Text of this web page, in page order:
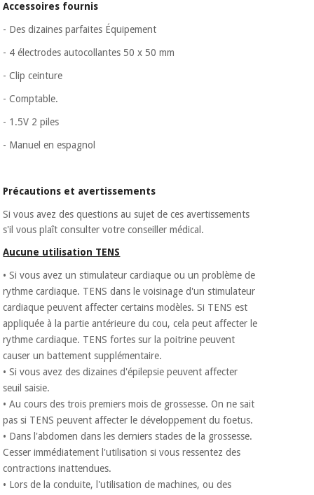
Accessoires fournis
- Des dizaines parfaites Équipement
- 4 électrodes autocollantes 50 x 50 mm
- Clip ceinture
- Comptable.
- 1.5V 2 piles
- Manuel en espagnol
Précautions et avertissements
Si vous avez des questions au sujet de ces avertissements
s'il vous plaît consulter votre conseiller médical.
Aucune utilisation TENS
• Si vous avez un stimulateur cardiaque ou un problème de
rythme cardiaque. TENS dans le voisinage d'un stimulateur
cardiaque peuvent affecter certains modèles. Si TENS est
appliquée à la partie antérieure du cou, cela peut affecter le
rythme cardiaque. TENS fortes sur la poitrine peuvent
causer un battement supplémentaire.
• Si vous avez des dizaines d'épilepsie peuvent affecter
seuil saisie.
• Au cours des trois premiers mois de grossesse. On ne sait
pas si TENS peuvent affecter le développement du foetus.
• Dans l'abdomen dans les derniers stades de la grossesse.
Cesser immédiatement l'utilisation si vous ressentez des
contractions inattendues.
• Lors de la conduite, l'utilisation de machines, ou des